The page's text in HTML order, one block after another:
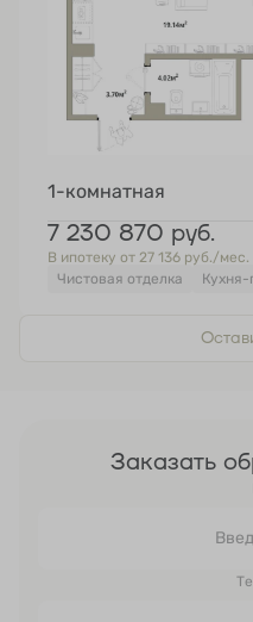
1-комнатная
7 230 870 руб.
В ипотеку от 27 136 руб./мес.
Чистовая отделка
Кухня-
Заказать